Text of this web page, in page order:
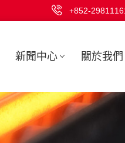
+852-
新聞中心 關於我們